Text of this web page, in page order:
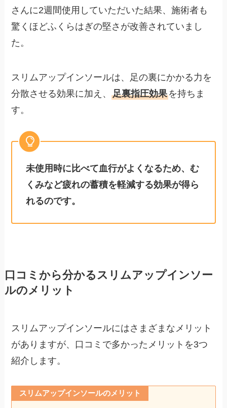
さんに2週間使用していただいた結果、施術者も
驚くほどふくらはぎの堅さが改善されていまし
た。
スリムアップインソールは、足の裏にかかる力を
分散させる効果に加え、足裏指圧効果を持ちま
す。
未使用時に比べて血行がよくなるため、む
くみなど疲れの蓄積を軽減する効果が得ら
れるのです。
口コミから分かるスリムアップインソー
ルのメリット
スリムアップインソールにはさまざまなメリット
がありますが、口コミで多かったメリットを3つ
紹介します。
スリムアップインソールのメリット